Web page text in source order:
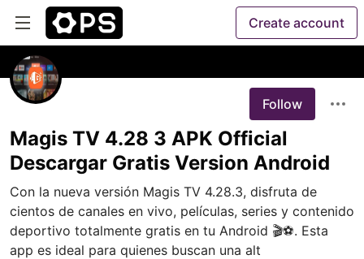
Create account
Follow
Magis TV 4.28 3 APK Official
Descargar Gratis Version Android
Con la nueva versión Magis TV 4.28.3, disfruta de
cientos de canales en vivo, películas, series y contenido
deportivo totalmente gratis en tu Android 🎬⚽. Esta
app es ideal para quienes buscan una alt